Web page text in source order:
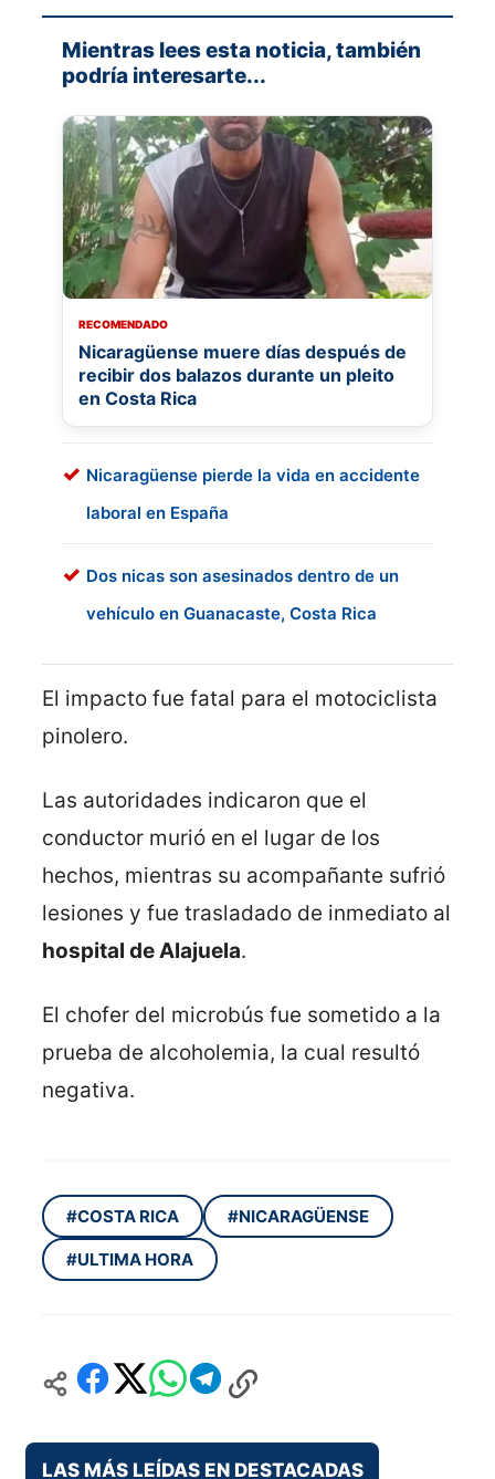
Mientras lees esta noticia, también
podría interesarte...
RECOMENDADO
Nicaragüense muere días después de
recibir dos balazos durante un pleito
en Costa Rica
Nicaragüense pierde la vida en accidente
laboral en España
Dos nicas son asesinados dentro de un
vehículo en Guanacaste, Costa Rica
El impacto fue fatal para el motociclista
pinolero.
Las autoridades indicaron que el
conductor murió en el lugar de los
hechos, mientras su acompañante sufrió
lesiones y fue trasladado de inmediato al
hospital de Alajuela.
El chofer del microbús fue sometido a la
prueba de alcoholemia, la cual resultó
negativa.
#COSTA RICA #NICARAGÜENSE
#ULTIMA HORA
LAS MÁS LEÍDAS EN DESTACADAS